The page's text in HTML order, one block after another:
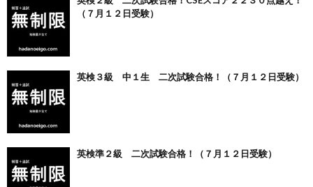
（７月１２日受験）
英検３級 中１生 二次試験合格！（７月１２日受験）
英検準２級 二次試験合格！（７月１２日受験）